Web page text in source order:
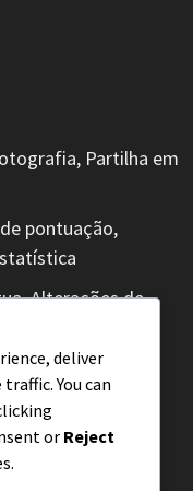
Partilha em
pontuação,
Alterações de
jogadores,
pontuação,
de
deliver
You can
or Reject